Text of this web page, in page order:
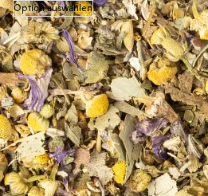
Option auswählen